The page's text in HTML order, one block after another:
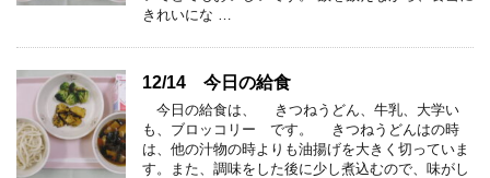
きれいにな …
12/14 今日の給食
今日の給食は、 きつねうどん、牛乳、大学い
も、ブロッコリー です。 きつねうどんはの時
は、他の汁物の時よりも油揚げを大きく切っていま
す。また、調味をした後に少し煮込むので、味がし